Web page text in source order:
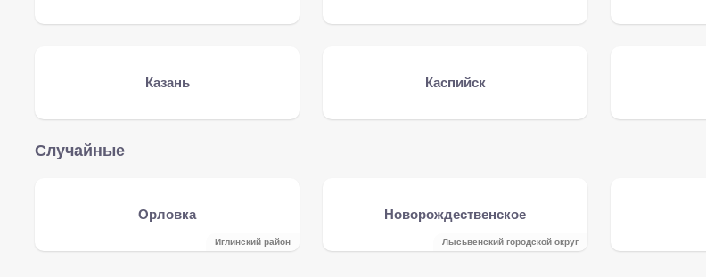
Казань Каспийск
Случайные
Орловка
Иглинский район
Новорождественское
Лысьвенский городской округ